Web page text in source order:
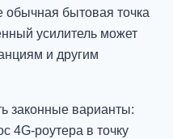
обычная бытовая точка
усилитель может
и другим
законные варианты:
4G-роутера в точку